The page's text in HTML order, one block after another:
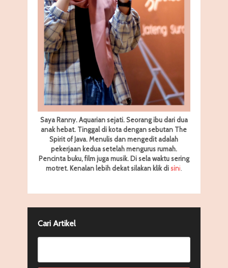
Saya Ranny. Aquarian sejati. Seorang ibu dari dua
anak hebat. Tinggal di kota dengan sebutan The
Spirit of Java. Menulis dan mengedit adalah
pekerjaan kedua setelah mengurus rumah.
Pencinta buku, film juga musik. Di sela waktu sering
motret. Kenalan lebih dekat silakan klik disini
Cari Artikel